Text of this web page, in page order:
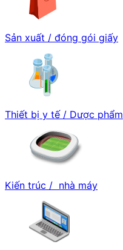
Sản xuất / đóng gói giấy
Thiết bị y tế / Dược phẩm
Kiến trúc / nhà máy